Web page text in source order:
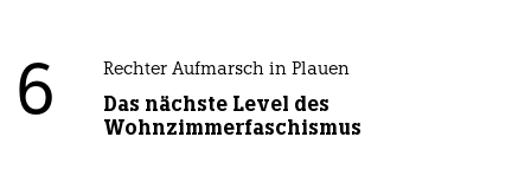
6 Rechter Aufmarsch in Plauen
Das nächste Level des
Wohnzimmerfaschismus